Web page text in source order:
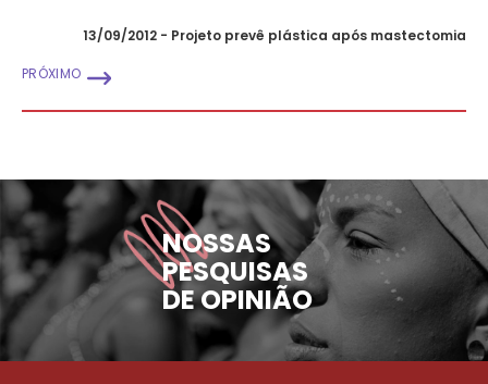
13/09/2012 - Projeto prevê plástica após mastectomia
PRÓXIMO
NOSSAS
PESQUISAS
DE OPINIÃO